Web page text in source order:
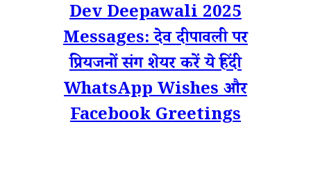
Dev Deepawali 2025
Messages: देव दीपावली पर
प्रियजनों संग शेयर करें ये हिंदी
WhatsApp Wishes और
Facebook Greetings